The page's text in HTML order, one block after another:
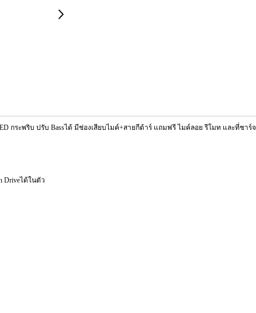
กระพริบ ปรับ Bassได้ มีช่องเสียบไมค์+สายกีต้าร์ แถมฟรี ไมค์ลอย รีโมท และที่ชาร์จ
Driveได้ในตัว